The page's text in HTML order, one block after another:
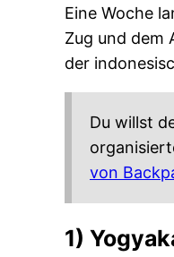
Eine Woche
Zug und dem
der
Du willst
von
1)